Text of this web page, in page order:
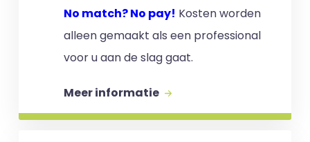
No match? No pay! Kosten worden
alleen gemaakt als een professional
voor u aan de slag gaat.
Meer informatie